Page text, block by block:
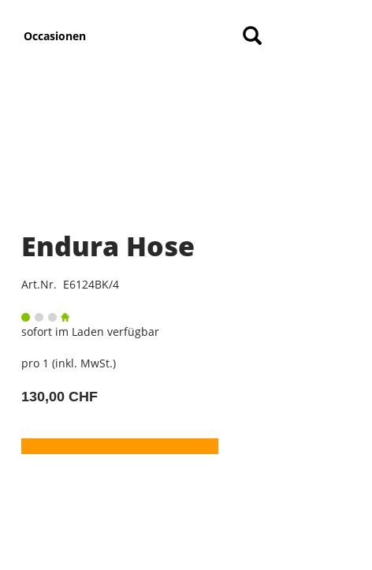
Occasionen
Endura Hose
Art.Nr. E6124BK/4
sofort im Laden verfügbar
pro 1 (inkl. MwSt.)
130,00 CHF